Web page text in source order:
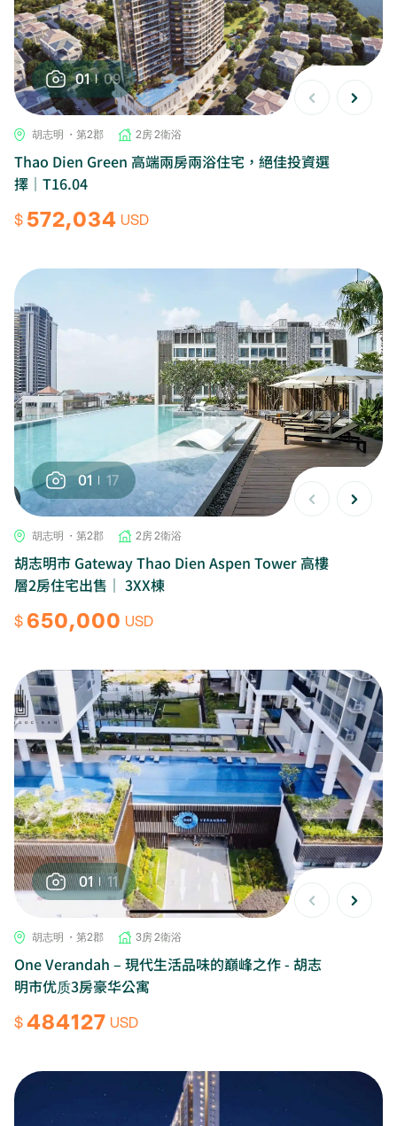
01 09
胡志明 ・第2郡 2房 2衛浴
Thao Dien Green 高端兩房兩浴住宅，絕佳投資選
擇｜T16.04
$ 572,034 USD
01 17
胡志明 ・第2郡 2房 2衛浴
胡志明市 Gateway Thao Dien Aspen Tower 高樓
層2房住宅出售｜ 3XX棟
$ 650,000 USD
01 11
胡志明 ・第2郡 3房 2衛浴
One Verandah – 現代生活品味的巔峰之作 - 胡志
明市优质3房豪华公寓
$484127 USD